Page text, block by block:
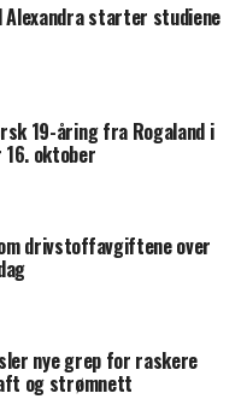
Alexandra starter studiene
19-åring fra Rogaland i
16. oktober
drivstoffavgiftene over
nye grep for raskere
og strømnett